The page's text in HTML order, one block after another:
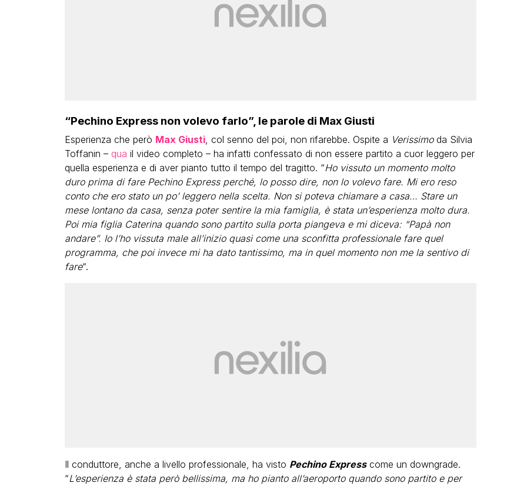
“Pechino Express non volevo farlo”, le parole di Max Giusti
Esperienza che però Max Giusti, col senno del poi, non rifarebbe. Ospite a Verissimoda Silvia
Toffanin – qua il video completo – ha infatti confessato di non essere partito a cuor leggero per
quella esperienza e di aver pianto tutto il tempo del tragitto. “Ho vissuto un momento molto
duro prima di fare Pechino Express perché, lo posso dire, non lo volevo fare. Mi ero reso
conto che ero stato un po’ leggero nella scelta. Non si poteva chiamare a casa… Stare un
mese lontano da casa, senza poter sentire la mia famiglia, è stata un’esperienza molto dura.
Poi mia figlia Caterina quando sono partito sulla porta piangeva e mi diceva: “Papà non
andare”. Io l’ho vissuta male all’inizio quasi come una sconfitta professionale fare quel
programma, che poi invece mi ha dato tantissimo, ma in quel momento non me la sentivo di
fare“.
Il conduttore, anche a livello professionale, ha visto Pechino Expresscome un downgrade.
“L’esperienza è stata però bellissima, ma ho pianto all’aeroporto quando sono partito e per